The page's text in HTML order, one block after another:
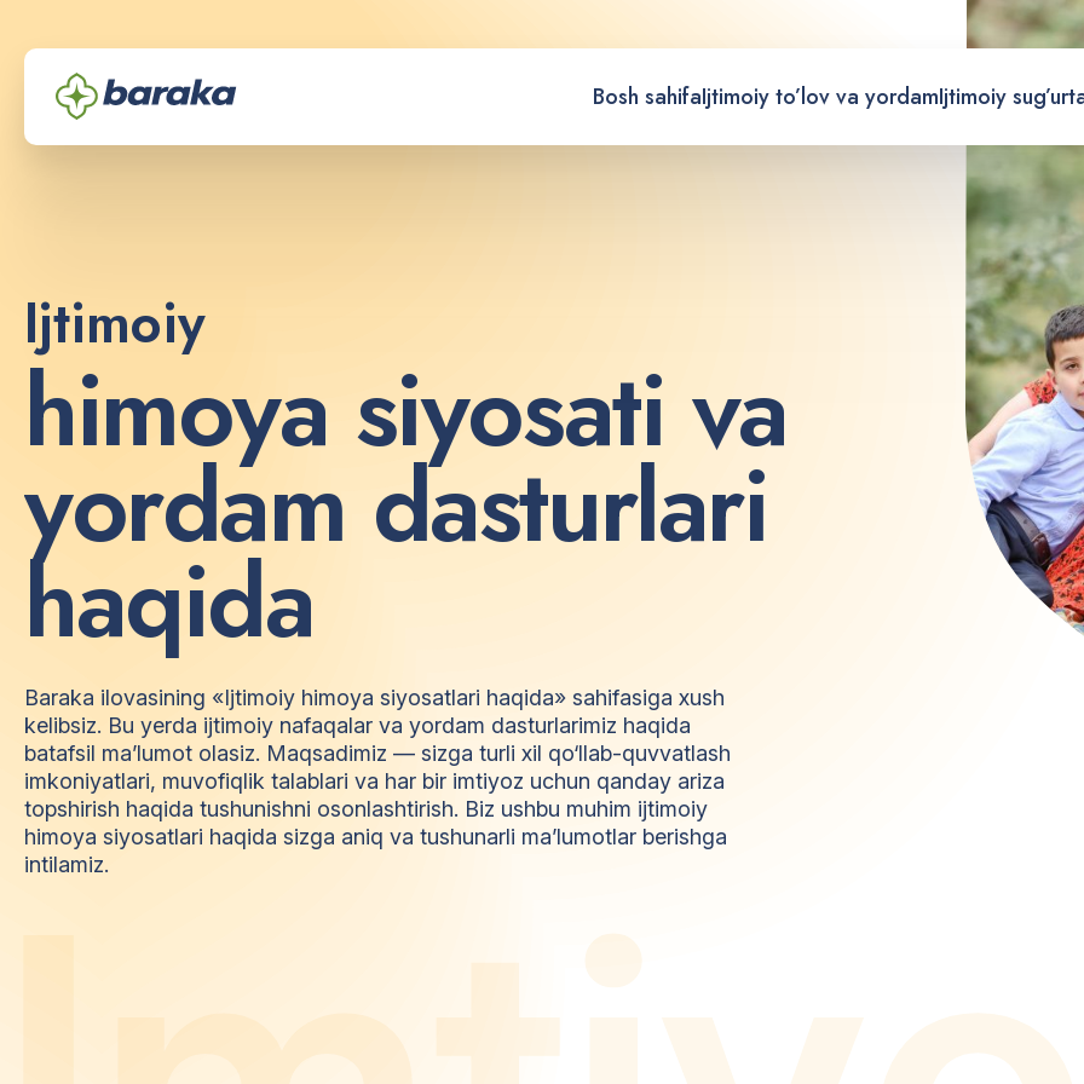
Bosh sahifaIjtimoiy to’lov va yordamIjtimoiy
Ijtimoiy
himoya siyosati va
yordam dasturlari
haqida
Baraka ilovasining «Ijtimoiy himoya siyosatlari haqida» sahifasiga xush
kelibsiz. Bu yerda ijtimoiy nafaqalar va yordam dasturlarimiz haqida
batafsil ma’lumot olasiz. Maqsadimiz — sizga turli xil qo‘llab-quvvatlash
imkoniyatlari, muvofiqlik talablari va har bir imtiyoz uchun qanday ariza
topshirish haqida tushunishni osonlashtirish. Biz ushbu muhim ijtimoiy
himoya siyosatlari haqida sizga aniq va tushunarli ma’lumotlar berishga
intilamiz.